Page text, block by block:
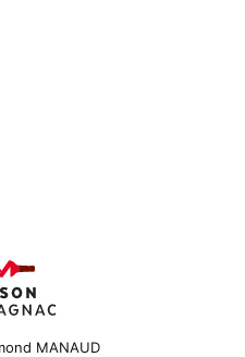
MANAUD